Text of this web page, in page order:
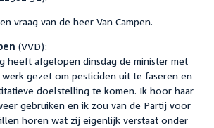
vraag van de heer Van Campen.
(VVD):
heeft afgelopen dinsdag de minister met
gezet om pesticiden uit te faseren en
doelstelling te komen. Ik hoor haar
gebruiken en ik zou van de Partij voor
horen wat zij eigenlijk verstaat onder